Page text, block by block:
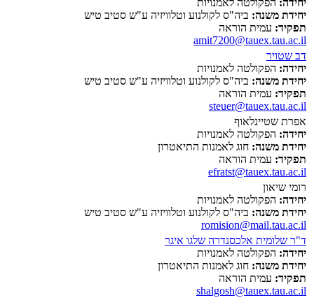
יחידה: הפקולטה לאמנויות
יחידת משנה: ביה"ס לקולנוע וטלוויזיה ע"ש סטיב טיש
תפקיד: עמית הוראה
amit7200@tauex.tau.ac.il
דב שטויר
יחידה: הפקולטה לאמנויות
יחידת משנה: ביה"ס לקולנוע וטלוויזיה ע"ש סטיב טיש
תפקיד: עמית הוראה
steuer@tauex.tau.ac.il
אפרת שטיינלאוף
יחידה: הפקולטה לאמנויות
יחידת משנה: חוג לאמנות התיאטרון
תפקיד: עמית הוראה
efratst@tauex.tau.ac.il
רומי שיאון
יחידה: הפקולטה לאמנויות
יחידת משנה: ביה"ס לקולנוע וטלוויזיה ע"ש סטיב טיש
romision@mail.tau.ac.il
ד"ר שלומית אלכסנדרה שלגו איגר
יחידה: הפקולטה לאמנויות
יחידת משנה: חוג לאמנות התיאטרון
תפקיד: עמית הוראה
shalgosh@tauex.tau.ac.il